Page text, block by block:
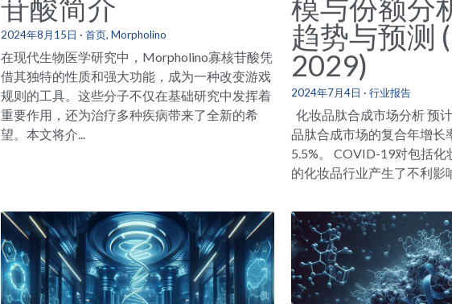
苷酸简介
2024年8月15日 · 首页, Morpholino
在现代生物医学研究中，Morpholino寡核苷酸凭
借其独特的性质和强大功能，成为一种改变游戏
规则的工具。这些分子不仅在基础研究中发挥着
重要作用，还为治疗多种疾病带来了全新的希
望。本文将介...
模与份额分
趋势与预测
2029)
2024年7月4日 ·行业报告
化妆品肽合成市场分析 预
品肽合成市场的复合年增长
5.5%。 COVID-19对包括化
的化妆品行业产生了不利影